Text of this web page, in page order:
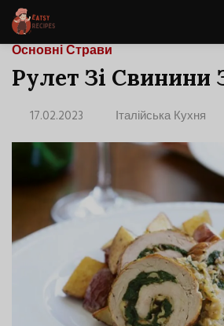
Основні Страви
Рулет Зі Свинини
17.02.2023 Італійська Кухня